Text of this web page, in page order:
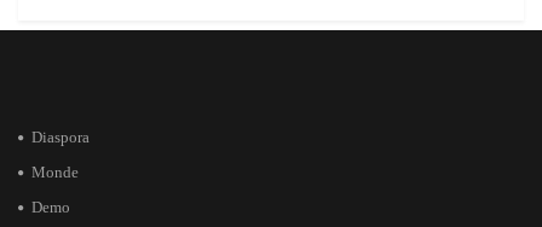
Diaspora
Monde
Demo